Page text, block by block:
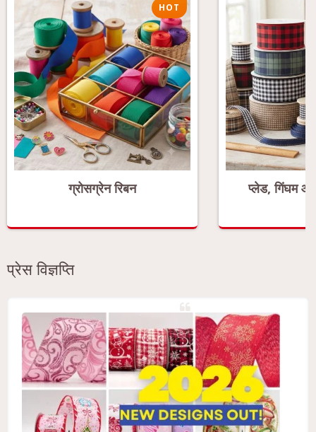
HOT
ग्रोसग्रेन रिबन प्लेड, गिंघम
प्रेस विज्ञप्ति